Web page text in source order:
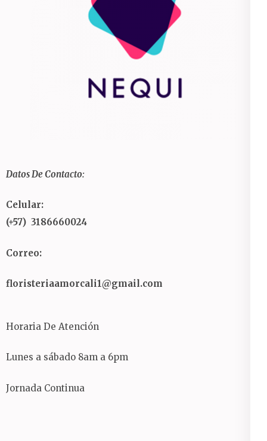
Datos De Contacto:
Celular:
(+57) 3186660024
Correo:
floristeriaamorcali1@gmail.com
Horaria De Atención
Lunes a sábado 8am a 6pm
Jornada Continua